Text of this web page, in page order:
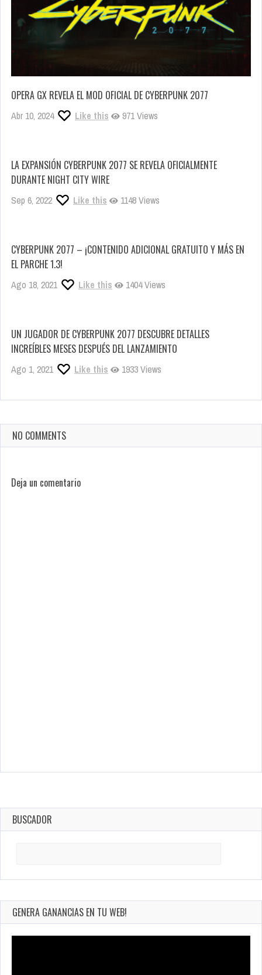
OPERA GX REVELA EL MOD OFICIAL DE CYBERPUNK 2077
Abr 10, 2024 Like this 971 Views
LA EXPANSIÓN CYBERPUNK 2077 SE REVELA OFICIALMENTE
DURANTE NIGHT CITY WIRE
Sep 6, 2022 Like this 1148 Views
CYBERPUNK 2077 – ¡CONTENIDO ADICIONAL GRATUITO Y MÁS EN
EL PARCHE 1.3!
Ago 18, 2021 Like this 1404 Views
UN JUGADOR DE CYBERPUNK 2077 DESCUBRE DETALLES
INCREÍBLES MESES DESPUÉS DEL LANZAMIENTO
Ago 1, 2021 Like this 1933 Views
NO COMMENTS
Deja un comentario
BUSCADOR
GENERA GANANCIAS EN TU WEB!